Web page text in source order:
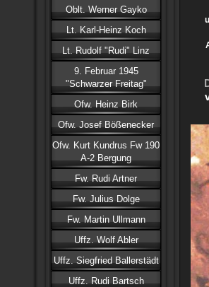
Oblt. Werner Gayko
Lt. Karl-Heinz Koch
Lt. Rudolf "Rudi" Linz
9. Februar 1945
"Schwarzer Freitag"
Ofw. Heinz Birk
Ofw. Josef Bößenecker
Ofw. Kurt Kundrus Fw 190
A-2 Bergung
Fw. Rudi Artner
Fw. Julius Dolge
Fw. Martin Ullmann
Uffz. Wolf Abler
Uffz. Siegfried Ballerstädt
Uffz. Rudi Bartsch